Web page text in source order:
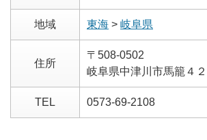
地域 東海 > 岐阜県
住所
〒508-0502
岐阜県中津川市馬籠４２
TEL 0573-69-2108